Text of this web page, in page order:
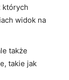
których
widok na
także
takie jak